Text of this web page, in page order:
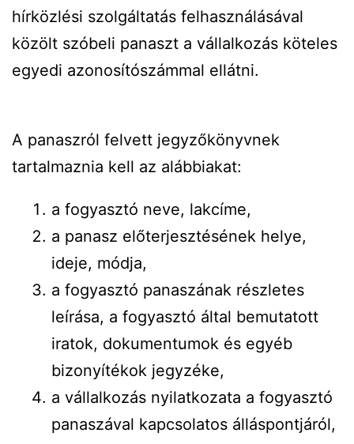
hírközlési szolgáltatás felhasználásával
közölt szóbeli panaszt a vállalkozás köteles
egyedi azonosítószámmal ellátni.
A panaszról felvett jegyzőkönyvnek
tartalmaznia kell az alábbiakat:
a fogyasztó neve, lakcíme,
a panasz előterjesztésének helye,
ideje, módja,
a fogyasztó panaszának részletes
leírása, a fogyasztó által bemutatott
iratok, dokumentumok és egyéb
bizonyítékok jegyzéke,
a vállalkozás nyilatkozata a fogyasztó
panaszával kapcsolatos álláspontjáról,